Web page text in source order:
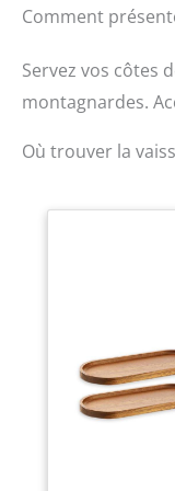
Comment
Servez vos côtes
montagnardes.
Où trouver la